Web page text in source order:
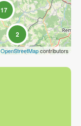
17
2
OpenStreetMapcontributors